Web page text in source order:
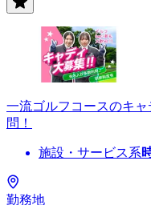
一流ゴルフコースのキ
問！
施設・サービス系
勤務地